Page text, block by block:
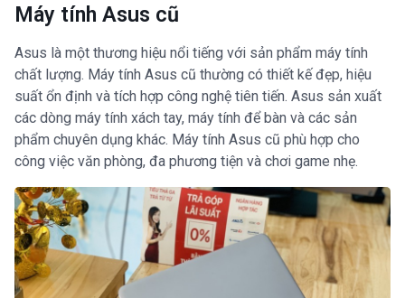
Máy tính Asus cũ
Asus là một thương hiệu nổi tiếng với sản phẩm máy tính
chất lượng. Máy tính Asus cũ thường có thiết kế đẹp, hiệu
suất ổn định và tích hợp công nghệ tiên tiến. Asus sản xuất
các dòng máy tính xách tay, máy tính để bàn và các sản
phẩm chuyên dụng khác. Máy tính Asus cũ phù hợp cho
công việc văn phòng, đa phương tiện và chơi game nhẹ.